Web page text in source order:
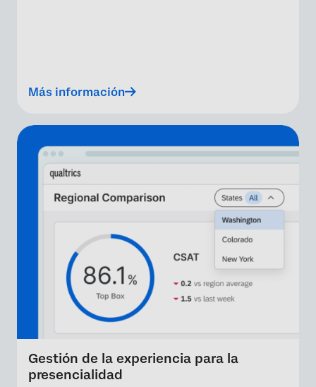
Más información
Gestión de la experiencia para la
presencialidad